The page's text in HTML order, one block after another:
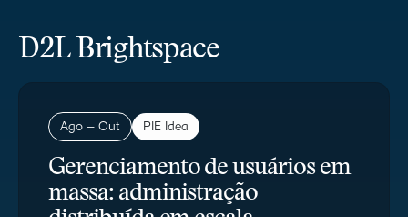
D2L Brightspace
Ago – Out PIE Idea
Gerenciamento de usuários em
massa: administração